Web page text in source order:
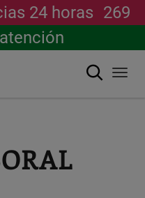
24 horas 269
Buscar